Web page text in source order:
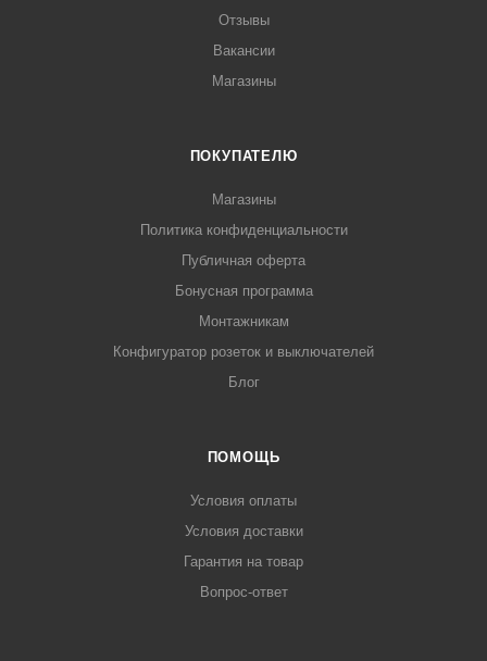
Отзывы
Вакансии
Магазины
ПОКУПАТЕЛЮ
Магазины
Политика конфиденциальности
Публичная оферта
Бонусная программа
Монтажникам
Конфигуратор розеток и выключателей
Блог
ПОМОЩЬ
Условия оплаты
Условия доставки
Гарантия на товар
Вопрос-ответ